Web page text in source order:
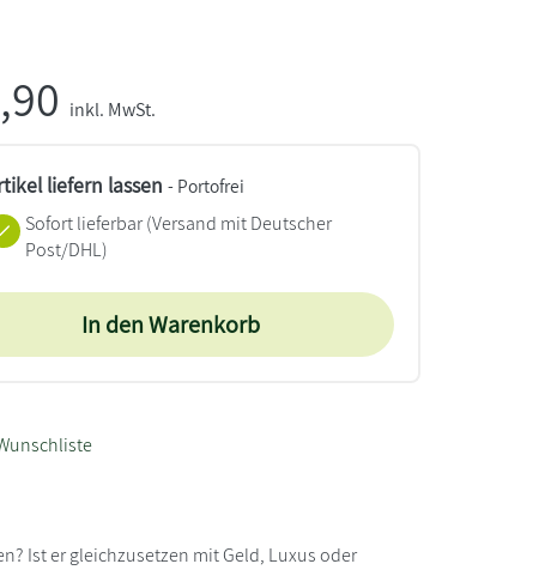
inkl. MwSt.
liefern lassen - Portofrei
Sofort lieferbar(Versand mit Deutscher
Post/DHL)
In den Warenkorb
Ist er gleichzusetzen mit Geld, Luxus oder